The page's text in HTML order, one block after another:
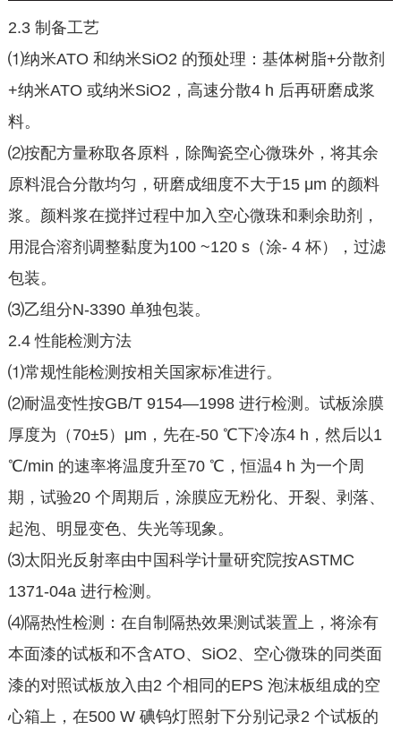
2.3 制备工艺
⑴纳米ATO 和纳米SiO2 的预处理：基体树脂+分散剂
+纳米ATO 或纳米SiO2，高速分散4 h 后再研磨成浆
料。
⑵按配方量称取各原料，除陶瓷空心微珠外，将其余
原料混合分散均匀，研磨成细度不大于15 μm 的颜料
浆。颜料浆在搅拌过程中加入空心微珠和剩余助剂，
用混合溶剂调整黏度为100 ~120 s（涂- 4 杯），过滤
包装。
⑶乙组分N-3390 单独包装。
2.4 性能检测方法
⑴常规性能检测按相关国家标准进行。
⑵耐温变性按GB/T 9154—1998 进行检测。试板涂膜
厚度为（70±5）μm，先在-50 ℃下冷冻4 h，然后以1
℃/min 的速率将温度升至70 ℃，恒温4 h 为一个周
期，试验20 个周期后，涂膜应无粉化、开裂、剥落、
起泡、明显变色、失光等现象。
⑶太阳光反射率由中国科学计量研究院按ASTMC
1371-04a 进行检测。
⑷隔热性检测：在自制隔热效果测试装置上，将涂有
本面漆的试板和不含ATO、SiO2、空心微珠的同类面
漆的对照试板放入由2 个相同的EPS 泡沫板组成的空
心箱上，在500 W 碘钨灯照射下分别记录2 个试板的